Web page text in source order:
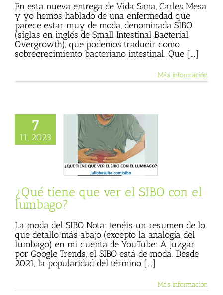
En esta nueva entrega de Vida Sana, Carles Mesa
y yo hemos hablado de una enfermedad que
parece estar muy de moda, denominada SIBO
(siglas en inglés de Small Intestinal Bacterial
Overgrowth), que podemos traducir como
sobrecrecimiento bacteriano intestinal. Que [...]
Más información
7
11, 2023
que ver el
el lumbago?
¿Qué tiene que ver el SIBO con el
lumbago?
La moda del SIBO Nota: tenéis un resumen de lo
que detallo más abajo (excepto la analogía del
lumbago) en mi cuenta de YouTube: A juzgar
por Google Trends, el SIBO está de moda. Desde
2021, la popularidad del término [...]
Más información